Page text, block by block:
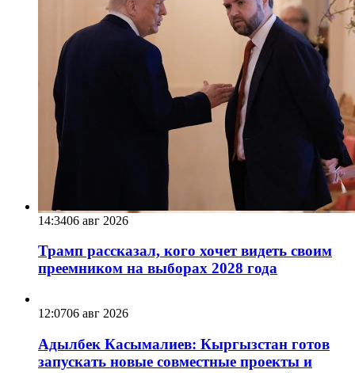
14:3406 авг 2026
Трамп рассказал, кого хочет видеть своим
преемником на выборах 2028 года
12:0706 авг 2026
Адылбек Касымалиев: Кыргызстан готов
запускать новые совместные проекты и